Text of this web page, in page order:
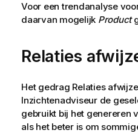
Voor een trendanalyse
daarvan mogelijk Product
Relaties
Het gedrag Relaties
Inzichtenadviseurde
gebruikt bij het genereren
als het beter is om